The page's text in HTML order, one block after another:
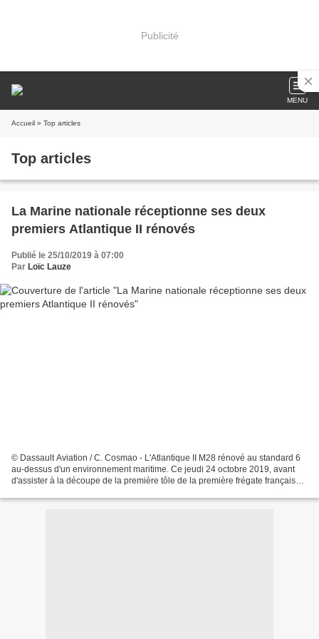
Publicité
MENU
Accueil » Top articles
Top articles
La Marine nationale réceptionne ses deux
premiers Atlantique II rénovés
Publié le 25/10/2019 à 07:00
Par Loïc Lauze
© Dassault Aviation / C. Cosmao - L'Atlantique II M28 rénové au standard 6
au-dessus d'un environnement maritime. Ce jeudi 24 octobre 2019, avant
d'assister à la découpe de la première tôle de la première frégate française